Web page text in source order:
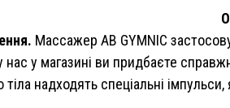
Массажер AB GYMNIC
нас у магазині ви придбаєте
надходять спеціальні